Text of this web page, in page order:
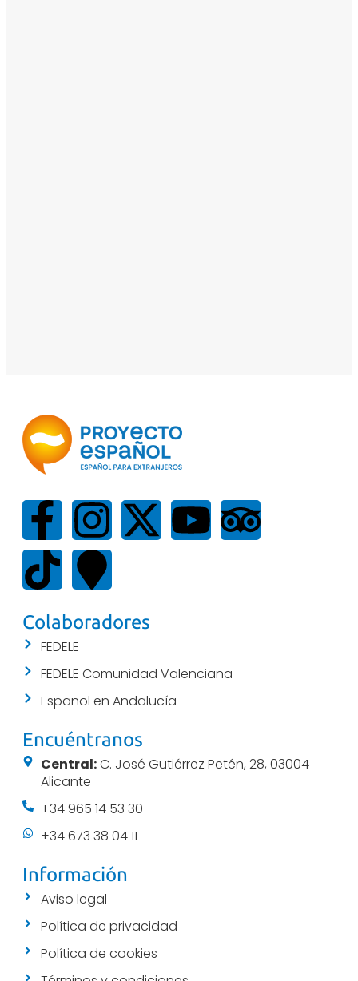
Colaboradores
FEDELE
FEDELE Comunidad Valenciana
Español en Andalucía
Encuéntranos
Central:C. José Gutiérrez Petén, 28, 03004
Alicante
+34 965 14 53 30
+34 673 38 04 11
Información
Aviso legal
Política de privacidad
Política de cookies